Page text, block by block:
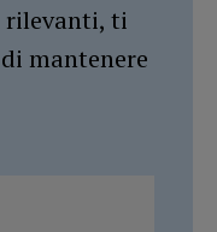
rilevanti, ti
mantenere